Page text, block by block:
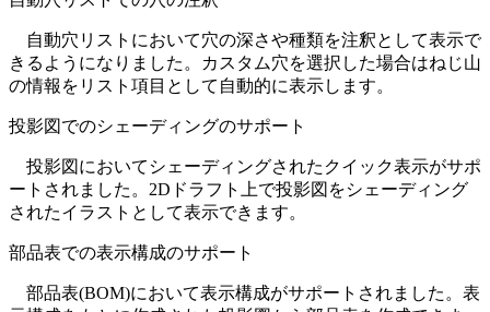
自動穴リストにおいて穴の深さや種類を注釈として表示で
きるようになりました。カスタム穴を選択した場合はねじ山
の情報をリスト項目として自動的に表示します。
投影図でのシェーディングのサポート
投影図においてシェーディングされたクイック表示がサポ
ートされました。2Dドラフト上で投影図をシェーディング
されたイラストとして表示できます。
部品表での表示構成のサポート
部品表(BOM)において表示構成がサポートされました。表